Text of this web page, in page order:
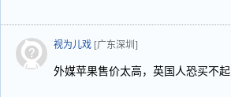
视为儿戏 [广东深圳]
外媒苹果售价太高，英国人恐买不起